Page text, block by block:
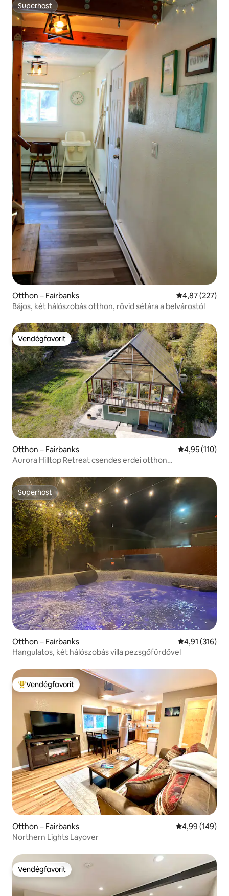
Superhost
Superhost
Otthon – Fairbanks Átlagos
4,87 (227)
Bájos, két hálószobás otthon, rövid sétára a belvárostól
Vendégfavorit
Vendégfavorit
Otthon – Fairbanks Átlagos
4,95 (110)
Aurora Hilltop Retreat csendes erdei otthon
Superhost
Superhost
Otthon – Fairbanks Átlagos
4,91 (316)
Hangulatos, két hálószobás villa pezsgőfürdővel
Kiemelt vendégfavorit
Vendégfavorit
Otthon – Fairbanks Átlagos
4,99 (149)
Northern Lights Layover
Vendégfavorit
Vendégfavorit